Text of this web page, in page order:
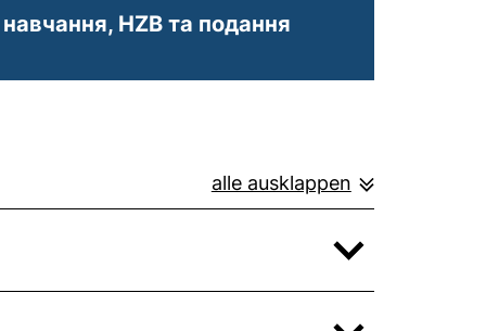
навчання, HZB та подання
alle ausklappen